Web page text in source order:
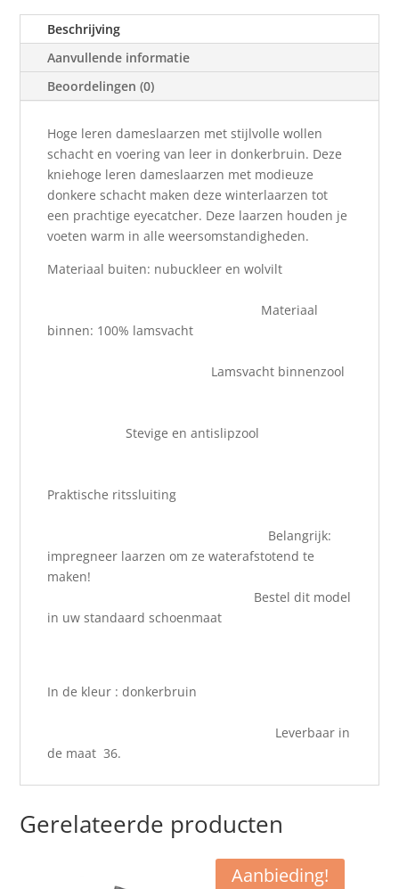
Beschrijving
Aanvullende informatie
Beoordelingen (0)
Hoge leren dameslaarzen met stijlvolle wollen
schacht en voering van leer in donkerbruin. Deze
kniehoge leren dameslaarzen met modieuze
donkere schacht maken deze winterlaarzen tot
een prachtige eyecatcher. Deze laarzen houden je
voeten warm in alle weersomstandigheden.
Materiaal buiten: nubuckleer en wolvilt
Materiaal
binnen: 100% lamsvacht
Lamsvacht binnenzool
Stevige en antislipzool
Praktische ritssluiting
Belangrijk:
impregneer laarzen om ze waterafstotend te
maken!
Bestel dit model
in uw standaard schoenmaat
In de kleur : donkerbruin
Leverbaar in
de maat 36.
Gerelateerde producten
Aanbieding!